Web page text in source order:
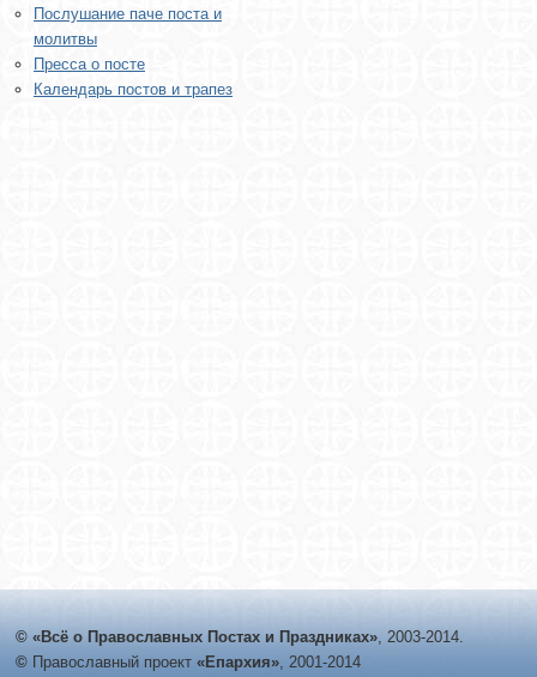
Послушание паче поста и
молитвы
Пресса о посте
Календарь постов и трапез
© «Всё о Православных Постах и Праздниках», 2003-2014.
© Православный проект «Епархия», 2001-2014